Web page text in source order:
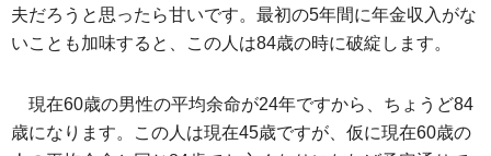
夫だろうと思ったら甘いです。最初の5年間に年金収入がな
いことも加味すると、この人は84歳の時に破綻します。
現在60歳の男性の平均余命が24年ですから、ちょうど84
歳になります。この人は現在45歳ですが、仮に現在60歳の